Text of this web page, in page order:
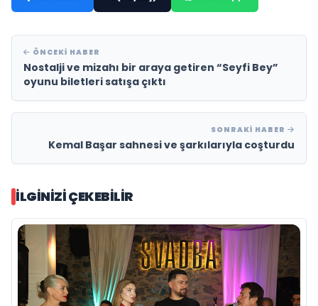
ÖNCEKI HABER
Nostalji ve mizahı bir araya getiren “Seyfi Bey”
oyunu biletleri satışa çıktı
SONRAKI HABER
Kemal Başar sahnesi ve şarkılarıyla coşturdu
İLGINIZI ÇEKEBILIR